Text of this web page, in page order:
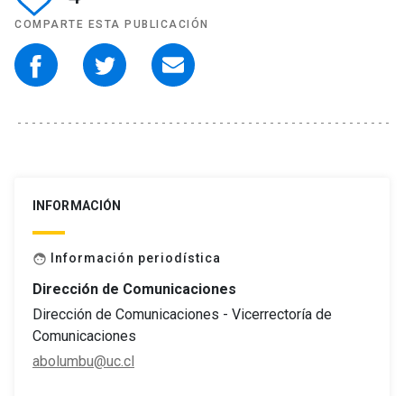
COMPARTE ESTA PUBLICACIÓN
INFORMACIÓN
face Información periodística
Dirección de Comunicaciones
Dirección de Comunicaciones - Vicerrectoría de
Comunicaciones
abolumbu@uc.cl